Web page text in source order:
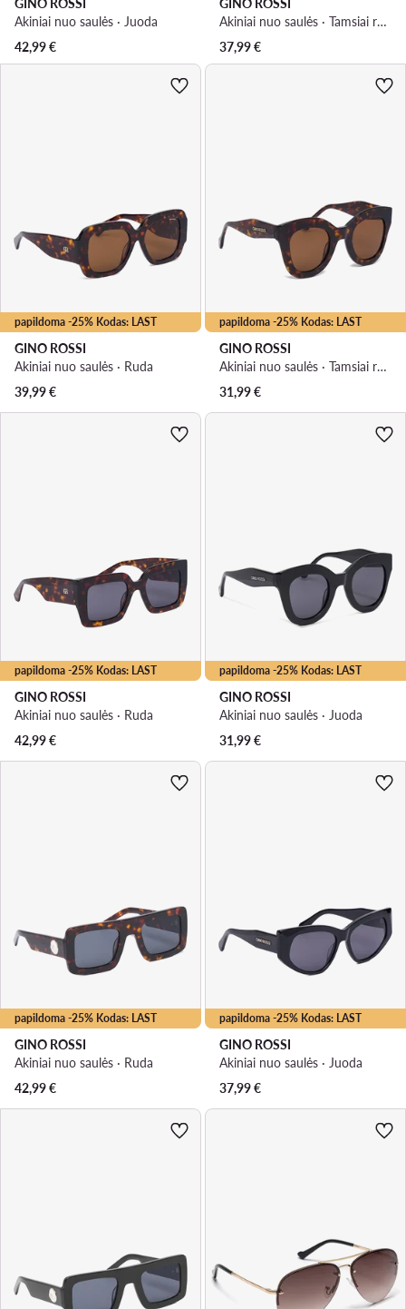
GINO ROSSI
Akiniai nuo saulės · Juoda
42,99€
GINO ROSSI
Akiniai nuo saulės · Tamsiai ruda
37,99€
papildoma -25% Kodas: LAST
GINO ROSSI
Akiniai nuo saulės · Ruda
39,99€
papildoma -25% Kodas: LAST
GINO ROSSI
Akiniai nuo saulės · Tamsiai ruda
31,99€
papildoma -25% Kodas: LAST
GINO ROSSI
Akiniai nuo saulės · Ruda
42,99€
papildoma -25% Kodas: LAST
GINO ROSSI
Akiniai nuo saulės · Juoda
31,99€
papildoma -25% Kodas: LAST
GINO ROSSI
Akiniai nuo saulės · Ruda
42,99€
papildoma -25% Kodas: LAST
GINO ROSSI
Akiniai nuo saulės · Juoda
37,99€